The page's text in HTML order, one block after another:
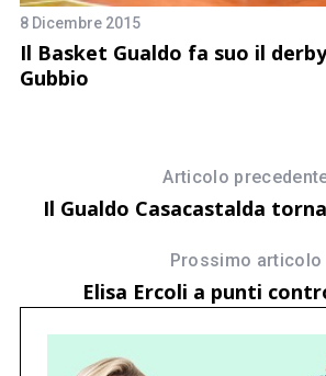
8 Dicembre 2015
Il Basket Gualdo fa suo il
Gubbio
Articolo
Il Gualdo Casacastalda
Prossimo articolo
Elisa Ercoli a punti